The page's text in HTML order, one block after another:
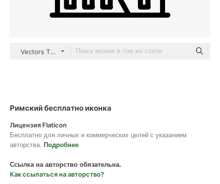
Vectors Tank outline
Римский бесплатно иконка
Лицензия Flaticon
Бесплатно для личных и коммерческих целей с указанием
авторства. Подробнее
Ссылка на авторство обязательна.
Как ссылаться на авторство?